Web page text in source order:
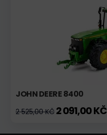
JOHN DEERE 8400
2 525,00 KČ 2 091,00 KČ